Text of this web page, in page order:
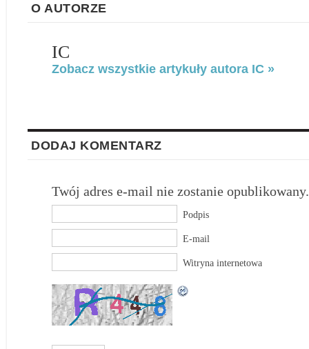
O AUTORZE
IC
Zobacz wszystkie artykuły autora IC »
DODAJ KOMENTARZ
Twój adres e-mail nie zostanie opublikowany.
Podpis
E-mail
Witryna internetowa